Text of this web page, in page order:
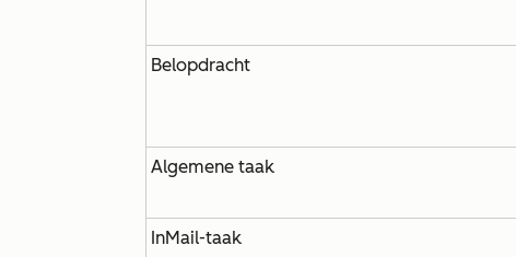
Belopdracht
Algemene taak
InMail-taak